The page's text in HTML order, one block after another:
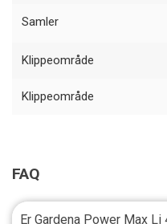
Samler
Klippeområde
Klippeområde
FAQ
Er Gardena Power Max